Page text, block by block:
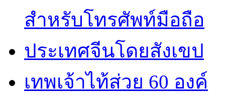
สำหรับโทรศัพท์มือถือ
ประเทศจีนโดยสังเขป
เทพเจ้าไท้ส่วย 60 องค์